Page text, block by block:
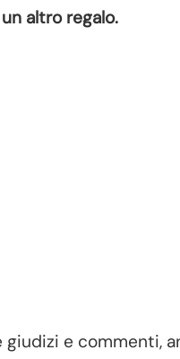
altro regalo.
e commenti,